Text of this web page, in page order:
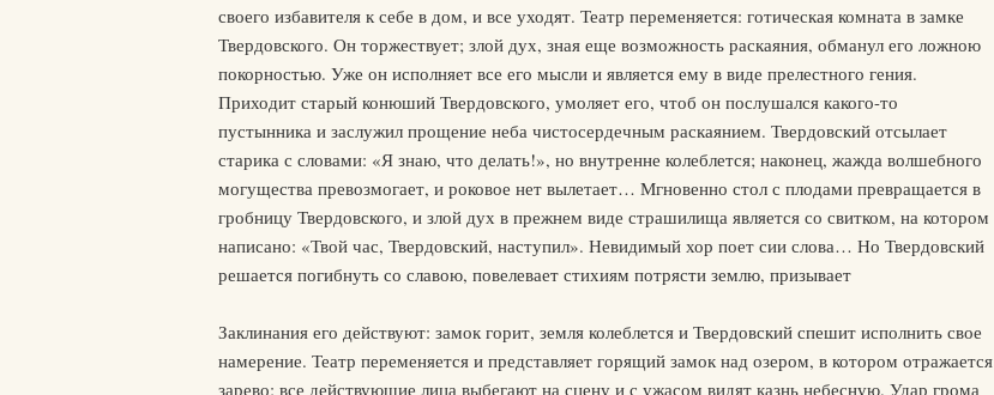
своего избавителя к себе в дом, и все уходят. Театр переменяется: готическая комната в замке
Твердовского. Он торжествует; злой дух, зная еще возможность раскаяния, обманул его ложною
покорностью. Уже он исполняет все его мысли и является ему в виде прелестного гения.
Приходит старый конюший Твердовского, умоляет его, чтоб он послушался какого-то
пустынника и заслужил прощение неба чистосердечным раскаянием. Твердовский отсылает
старика с словами: «Я знаю, что делать!», но внутренне колеблется; наконец, жажда волшебного
могущества превозмогает, и роковое нет вылетает… Мгновенно стол с плодами превращается в
гробницу Твердовского, и злой дух в прежнем виде страшилища является со свитком, на котором
написано: «Твой час, Твердовский, наступил». Невидимый хор поет сии слова… Но Твердовский
решается погибнуть со славою, повелевает стихиям потрясти землю, призывает
Заклинания его действуют: замок горит, земля колеблется и Твердовский спешит исполнить свое
намерение. Театр переменяется и представляет горящий замок над озером, в котором отражается
зарево; все действующие лица выбегают на сцену и с ужасом видят казнь небесную. Удар грома